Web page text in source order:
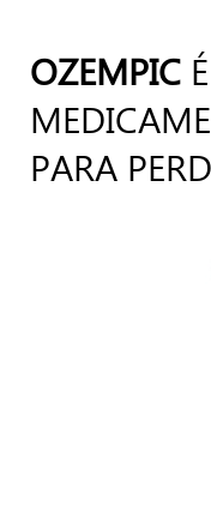
OZEMPIC
PARA